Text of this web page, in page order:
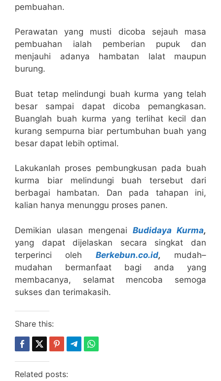
pembuahan.
Perawatan yang musti dicoba sejauh masa
pembuahan ialah pemberian pupuk dan
menjauhi adanya hambatan lalat maupun
burung.
Buat tetap melindungi buah kurma yang telah
besar sampai dapat dicoba pemangkasan.
Buanglah buah kurma yang terlihat kecil dan
kurang sempurna biar pertumbuhan buah yang
besar dapat lebih optimal.
Lakukanlah proses pembungkusan pada buah
kurma biar melindungi buah tersebut dari
berbagai hambatan. Dan pada tahapan ini,
kalian hanya menunggu proses panen.
Demikian ulasan mengenai Budidaya Kurma,
yang dapat dijelaskan secara singkat dan
terperinci oleh Berkebun.co.id, mudah–
mudahan bermanfaat bagi anda yang
membacanya, selamat mencoba semoga
sukses dan terimakasih.
Share this:
Related posts: